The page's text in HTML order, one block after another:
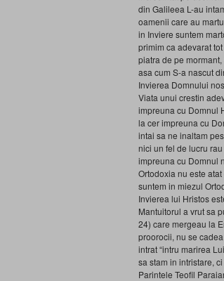
din Galileea L-au
oamenii care au
in Inviere suntem
primim ca adevarat
piatra de pe
asa cum S-a nascut
Invierea Domnului
Viata unui crestin
impreuna cu Domnul
la cer impreuna cu
intai sa ne inaltam
nici un fel de lucru
impreuna cu Domnul
Ortodoxia nu este
suntem in miezul
Invierea lui Hristos
Mantuitorul a vrut sa
24) care mergeau la
proorocii, nu se
intrat “intru marirea
sa stam in intristare,
Parintele Teofil